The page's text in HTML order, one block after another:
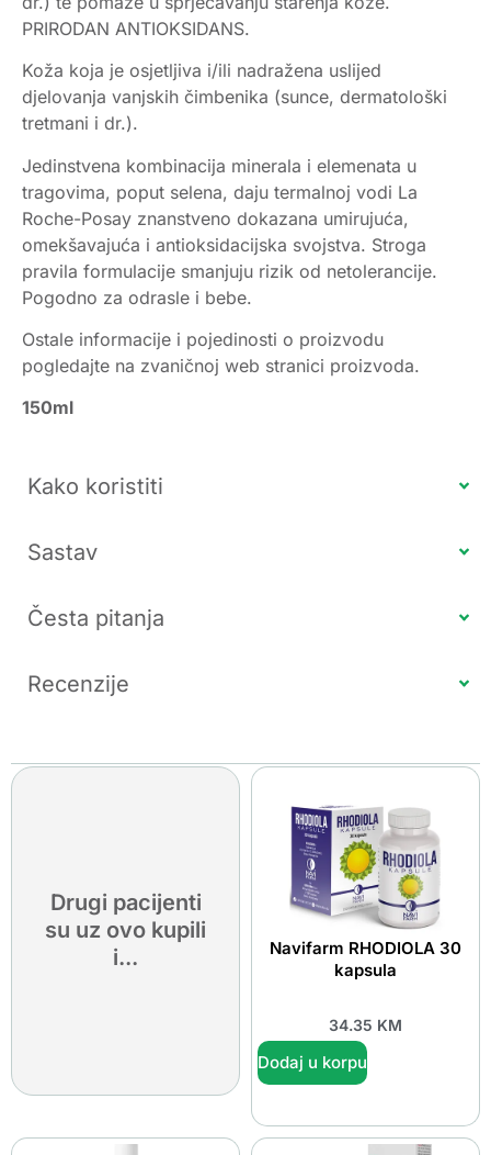
PRIRODAN ANTIOKSIDANS.
Koža koja je osjetljiva i/ili nadražena uslijed
djelovanja vanjskih čimbenika (sunce, dermatološki
tretmani i dr.).
Jedinstvena kombinacija minerala i elemenata u
tragovima, poput selena, daju termalnoj vodi La
Roche-Posay znanstveno dokazana umirujuća,
omekšavajuća i antioksidacijska svojstva. Stroga
pravila formulacije smanjuju rizik od netolerancije.
Pogodno za odrasle i bebe.
Ostale informacije i pojedinosti o proizvodu
pogledajte na zvaničnoj web stranici proizvoda.
150ml
Kako koristiti
Sastav
Česta pitanja
Recenzije
Drugi pacijenti
su uz ovo kupili
i...
Navifarm RHODIOLA 30
kapsula
34.35 KM
Dodaj u korpu